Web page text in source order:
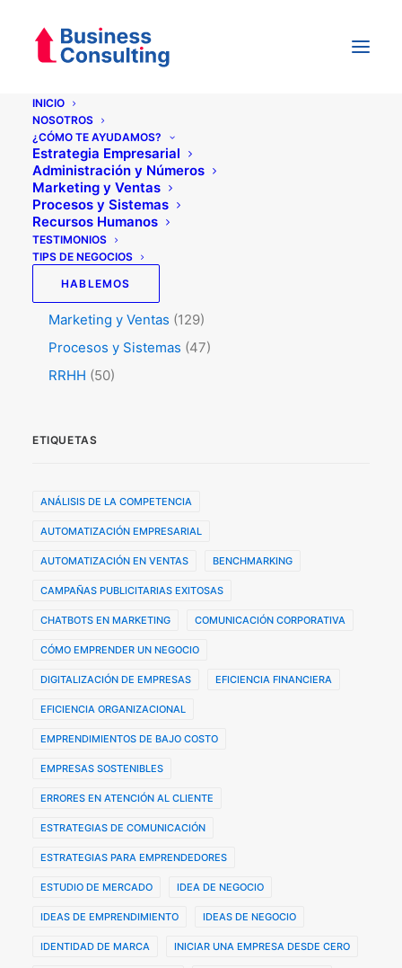
INICIO
NOSOTROS
¿CÓMO TE AYUDAMOS?
Estrategia Empresarial
Administración y Números
Marketing y Ventas
Procesos y Sistemas
Recursos Humanos
TESTIMONIOS
TIPS DE NEGOCIOS
HABLEMOS
Categorías
Testimonios(5)
Tips de Negocios
Administración y Números
Estrategia(74)
Marketing y Ventas (129)
Procesos y Sistemas (47)
RRHH (50)
ETIQUETAS
ANÁLISIS DE LA COMPETENCIA
AUTOMATIZACIÓN EMPRESARIAL
AUTOMATIZACIÓN EN VENTAS BENCHMARKING
CAMPAÑAS PUBLICITARIAS EXITOSAS
CHATBOTS EN MARKETING COMUNICACIÓN CORPORATIVA
CÓMO EMPRENDER UN NEGOCIO
DIGITALIZACIÓN DE EMPRESAS EFICIENCIA FINANCIERA
EFICIENCIA ORGANIZACIONAL
EMPRENDIMIENTOS DE BAJO COSTO
EMPRESAS SOSTENIBLES
ERRORES EN ATENCIÓN AL CLIENTE
ESTRATEGIAS DE COMUNICACIÓN
ESTRATEGIAS PARA EMPRENDEDORES
ESTUDIO DE MERCADO IDEA DE NEGOCIO
IDEAS DE EMPRENDIMIENTO IDEAS DE NEGOCIO
IDENTIDAD DE MARCA INICIAR UNA EMPRESA DESDE CERO